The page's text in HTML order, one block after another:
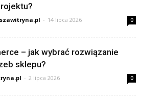
- 14 lipca 2026 0
– jak wybrać rozwiązanie
sklepu?
- 2 lipca 2026 0